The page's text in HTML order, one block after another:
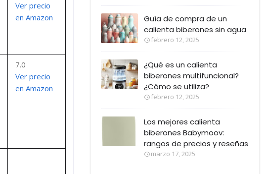
Ver precio
en Amazon
7.0
Ver precio
en Amazon
Guía de compra de un
calienta biberones sin agua
febrero 12, 2025
¿Qué es un calienta
biberones multifuncional?
¿Cómo se utiliza?
febrero 12, 2025
Los mejores calienta
biberones Babymoov:
rangos de precios y reseñas
marzo 17, 2025